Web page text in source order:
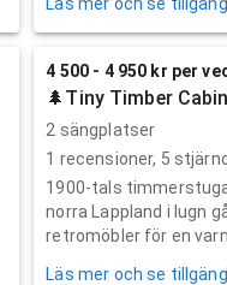
4 500 - 4 950 kr per
🌲Tiny Timber
2 sängplatser
1 recensioner, 5
1900-tals
norra Lappland i lugn
retromöbler för en
Läs mer och se